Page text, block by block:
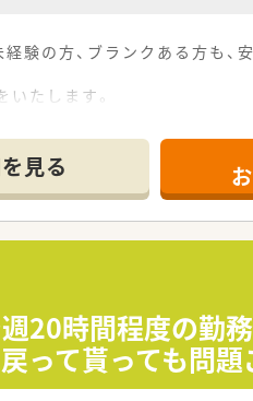
験の方、ブランクある方も、
たします。
にお問い合わせください。
相談）
軽にご相談ください
見る
週20時間程度の
て貰っても問題